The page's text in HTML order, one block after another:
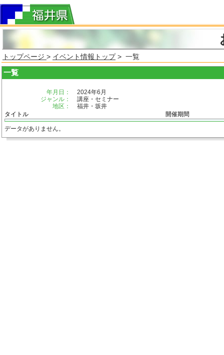
トップページ > イベント情報トップ> 一覧
一覧
年月日：
2024年6月
ジャンル：
講座・セミナー
地区：
福井・坂井
タイトル
開催期間
データがありません。